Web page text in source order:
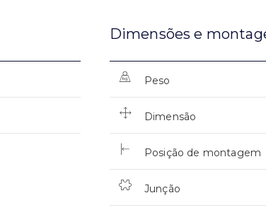
Dimensões e
Peso
Dimensão
Posição de montagem
Junção